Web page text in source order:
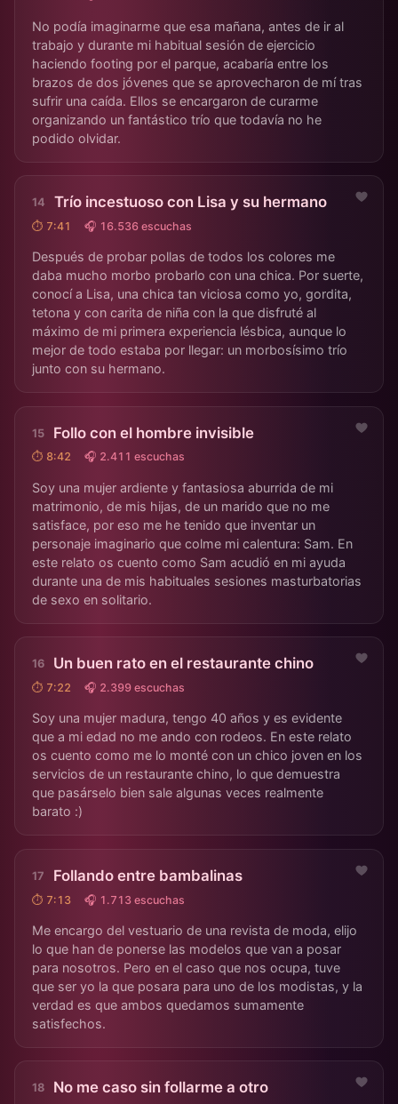
No podía imaginarme que esa mañana, antes de ir al
trabajo y durante mi habitual sesión de ejercicio
haciendo footing por el parque, acabaría entre los
brazos de dos jóvenes que se aprovecharon de mí tras
sufrir una caída. Ellos se encargaron de curarme
organizando un fantástico trío que todavía no he
podido olvidar.
Trío incestuoso con Lisa y su hermano
⏱ 7:41 🎧 16.536 escuchas
Después de probar pollas de todos los colores me
daba mucho morbo probarlo con una chica. Por suerte,
conocí a Lisa, una chica tan viciosa como yo, gordita,
tetona y con carita de niña con la que disfruté al
máximo de mi primera experiencia lésbica, aunque lo
mejor de todo estaba por llegar: un morbosísimo trío
junto con su hermano.
Follo con el hombre invisible
⏱ 8:42 🎧 2.411 escuchas
Soy una mujer ardiente y fantasiosa aburrida de mi
matrimonio, de mis hijas, de un marido que no me
satisface, por eso me he tenido que inventar un
personaje imaginario que colme mi calentura: Sam. En
este relato os cuento como Sam acudió en mi ayuda
durante una de mis habituales sesiones masturbatorias
de sexo en solitario.
Un buen rato en el restaurante chino
⏱ 7:22 🎧 2.399 escuchas
Soy una mujer madura, tengo 40 años y es evidente
que a mi edad no me ando con rodeos. En este relato
os cuento como me lo monté con un chico joven en los
servicios de un restaurante chino, lo que demuestra
que pasárselo bien sale algunas veces realmente
barato :)
Follando entre bambalinas
⏱ 7:13 🎧 1.713 escuchas
Me encargo del vestuario de una revista de moda, elijo
lo que han de ponerse las modelos que van a posar
para nosotros. Pero en el caso que nos ocupa, tuve
que ser yo la que posara para uno de los modistas, y la
verdad es que ambos quedamos sumamente
satisfechos.
No me caso sin follarme a otro